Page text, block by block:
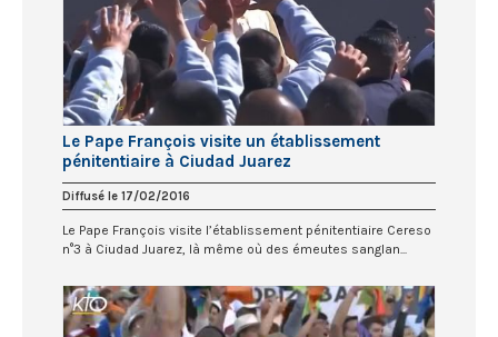
Le Pape François visite un établissement
pénitentiaire à Ciudad Juarez
Diffusé le 17/02/2016
Le Pape François visite l’établissement pénitentiaire Cereso
n°3 à Ciudad Juarez, là même où des émeutes sanglan...